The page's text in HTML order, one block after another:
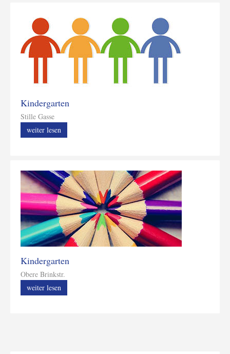
Kindergarten
Stille Gasse
weiter lesen
Kindergarten
Obere Brinkstr.
weiter lesen